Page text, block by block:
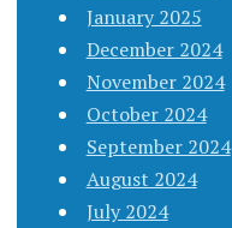
January 2025
December 2024
November 2024
October 2024
September 2024
August 2024
July 2024